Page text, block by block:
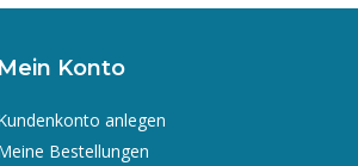
Mein Konto
anlegen
Bestellungen